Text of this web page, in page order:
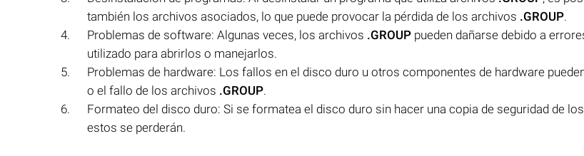
también los archivos asociados, lo que puede provocar la pérdida de los archivos .GROUP.
Problemas de software: Algunas veces, los archivos .GROUP pueden dañarse debido a
utilizado para abrirlos o manejarlos.
Problemas de hardware: Los fallos en el disco duro u otros componentes de hardware
o el fallo de los archivos .GROUP.
Formateo del disco duro: Si se formatea el disco duro sin hacer una copia de seguridad de
estos se perderán.